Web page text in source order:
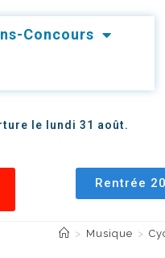
Concours
le lundi 31 août.
Rentrée
> Musique >